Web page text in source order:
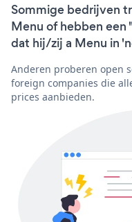
Sommige bedrijven
Menu of hebben
dat hij/zij a Menu in
Anderen proberen open
foreign companies die
prices aanbieden.